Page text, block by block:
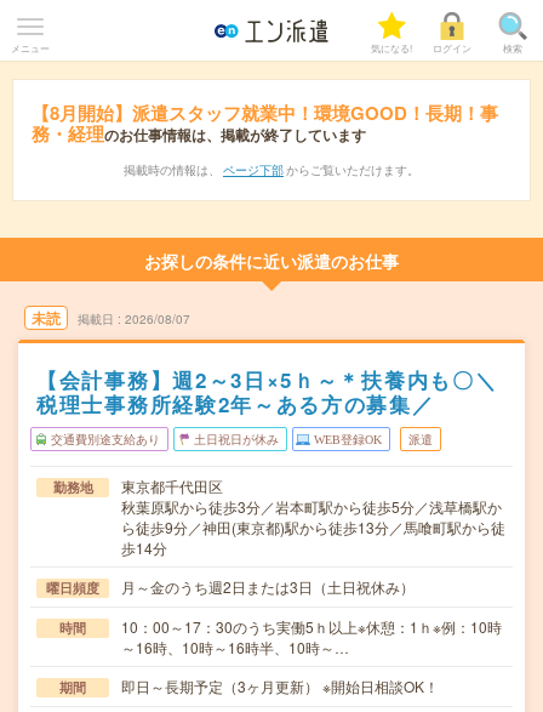
メニュー 気になる! ログイン 検索
【8月開始】派遣スタッフ就業中！環境GOOD！長期！事
務・経理のお仕事情報は、掲載が終了しています
掲載時の情報は、 ページ下部 からご覧いただけます。
お探しの条件に近い派遣のお仕事
未読 掲載日 2026/08/07
【会計事務】週2～3日×5ｈ～＊扶養内も〇＼
税理士事務所経験2年～ある方の募集／
交通費別途支給あり 土日祝日が休み WEB登録OK 派遣
勤務地
東京都千代田区
秋葉原駅から徒歩3分／岩本町駅から徒歩5分／浅草橋駅か
ら徒歩9分／神田(東京都)駅から徒歩13分／馬喰町駅から徒
歩14分
曜日頻度 月～金のうち週2日または3日（土日祝休み）
時間
10：00～17：30のうち実働5ｈ以上※休憩：1ｈ※例：10時
～16時、10時～16時半、10時～…
期間 即日～長期予定（3ヶ月更新） ※開始日相談OK！